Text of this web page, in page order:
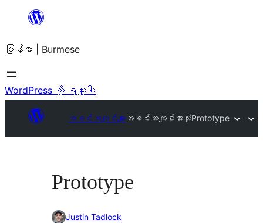
အကြောင်းအရာ
ကျော်သွား
ရန်
မြန်မာ | Burmese
WordPress ကို ရယူပါ
အခင်းအကျင်းများ အခင်းအကျင်းအားလုံးPrototype
Prototype
Justin Tadlock